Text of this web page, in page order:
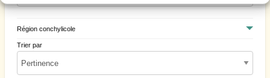
Région conchylicole
Trier par